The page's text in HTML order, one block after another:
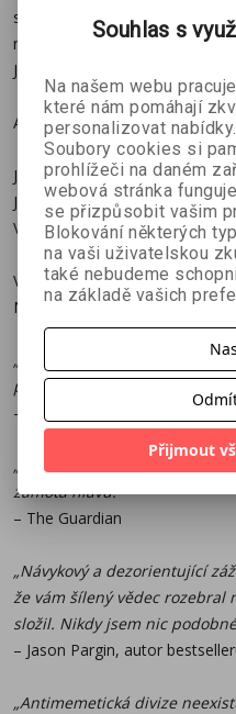
„Antimemetická divize
– Tomáš Baránek,
O autorovi:
QNTM je internetový
britského spisovatele a
se po většinu tohoto
sci-fi na pokračování. S
hypotézy, kterou dovede
Fragmenty příběhu
publikovat v rámci
Foundation. První verzi
čtenářů. V roce 2025
přepracoval a v této
česky.
se vašimi vzpomínkami, vaší
nemáte nejmenší tušení, že
Jenže změnilo.
A mění se dál.
Jak ale bojovat s něčím, co si
Jak bojovat, když ani nevíte,
Vaší jedinou šanci zůstává
Vítejte v Antimemetické divizi.
Ne, tohle není váš první den.
„Lovecraftovský příběh pro
přesných memů.“
– The Washington Post
„Nezapomenutelný a
zamotá hlavu.“
– The Guardian
„Návykový a dezorientující
že vám šílený vědec rozebral
složil. Nikdy jsem nic
– Jason Pargin, autor
„Antimemetická divize
Souhlas s
Na našem webu
které nám pomáhají
personalizovat nabídky.
Soubory cookies si
prohlížeči na daném
webová stránka
se přizpůsobit vašim
Blokování některých
na vaši uživatelskou
také nebudeme
na základě vašich
Přijmout